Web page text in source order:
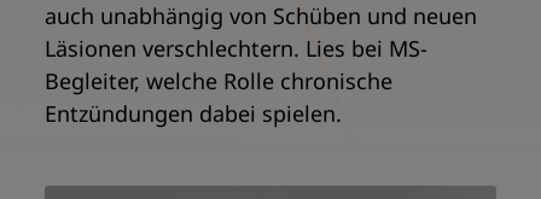
auch unabhängig von Schüben und neuen
Läsionen verschlechtern. Lies bei MS-
Begleiter, welche Rolle chronische
Entzündungen dabei spielen.